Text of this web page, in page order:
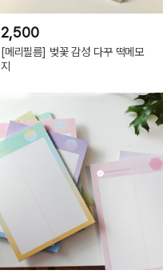
2,500
[메리필름] 벚꽃 감성 다꾸 떡메모
지